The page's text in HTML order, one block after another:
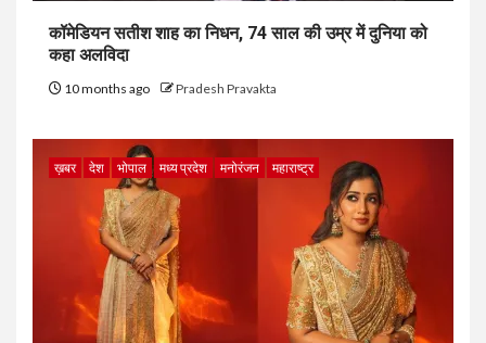
कॉमेडियन सतीश शाह का निधन, 74 साल की उम्र में दुनिया को
कहा अलविदा
10 months ago Pradesh Pravakta
ख़बर देश भोपाल मध्य प्रदेश मनोरंजन महाराष्ट्र